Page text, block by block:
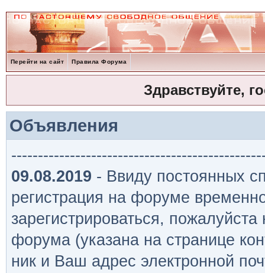
Перейти на сайт Правила Форума
Здравствуйте,
Объявления
09.08.2019 - Ввиду постоянных
регистрация на форуме
зарегистрироваться,
форума (указана на странице
ник и Ваш адрес электронной